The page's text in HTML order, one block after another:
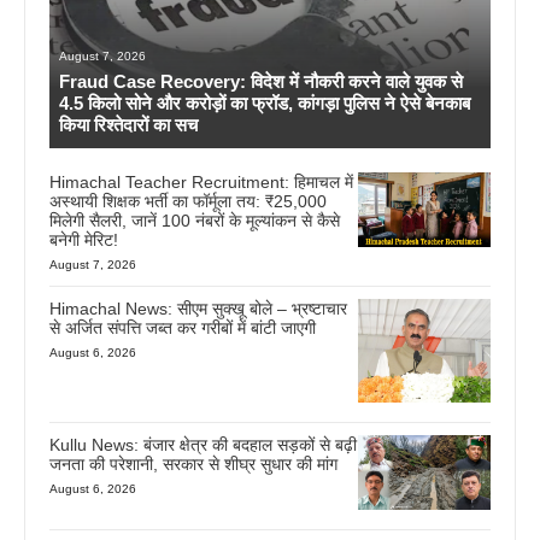
August 7, 2026
Fraud Case Recovery: विदेश में नौकरी करने वाले युवक से
4.5 किलो सोने और करोड़ों का फ्रॉड, कांगड़ा पुलिस ने ऐसे बेनकाब
किया रिश्तेदारों का सच
Himachal Teacher Recruitment: हिमाचल में
अस्थायी शिक्षक भर्ती का फॉर्मूला तय: ₹25,000
मिलेगी सैलरी, जानें 100 नंबरों के मूल्यांकन से कैसे
बनेगी मेरिट!
August 7, 2026
Himachal News: सीएम सुक्खू बोले – भ्रष्टाचार
से अर्जित संपत्ति जब्त कर गरीबों में बांटी जाएगी
August 6, 2026
Kullu News: बंजार क्षेत्र की बदहाल सड़कों से बढ़ी
जनता की परेशानी, सरकार से शीघ्र सुधार की मांग
August 6, 2026